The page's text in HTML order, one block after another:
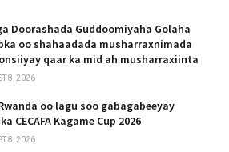
Doorashada Guddoomiyaha Golaha
oo shahaadada musharraxnimada
qaar ka mid ah musharraxiinta
8, 2026
oo lagu soo gabagabeeyay
CECAFA Kagame Cup 2026
8, 2026